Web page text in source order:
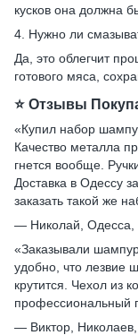
кусков она должна
4. Нужно ли
Да, это облегчит
готового мяса,
⭐ Отзывы
«Купил набор
Качество металла
гнется вообще.
Доставка в Одессу
заказать такой же
— Николай, Одесса,
«Заказывали
удобно, что лезвие
крутится. Чехол из
профессиональный
— Виктор, Николаев,